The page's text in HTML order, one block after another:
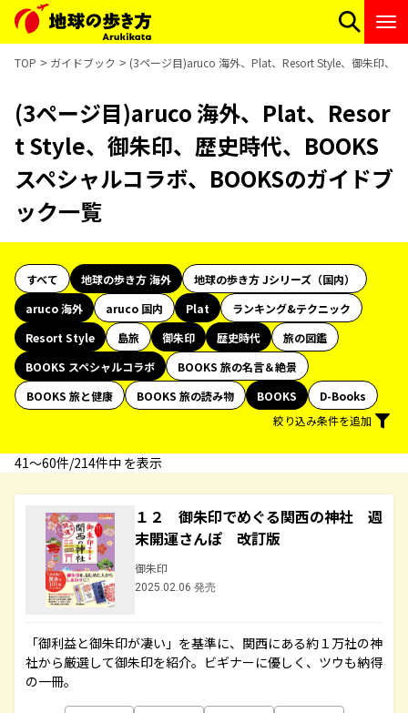
TOP ガイドブック (3ページ目)aruco 海外、Plat、Resort Style、御朱印、
(3ページ目)aruco 海外、Plat、Resor
t Style、御朱印、歴史時代、BOOKS
スペシャルコラボ、BOOKSのガイドブ
ック一覧
すべて 地球の歩き方 海外
地球の歩き方 Jシリーズ（国内）
aruco 海外
aruco 国内 Plat
ランキング&テクニック
Resort Style
島旅 御朱印 歴史時代
旅の図鑑
BOOKS スペシャルコラボ
BOOKS 旅の名言＆絶景
BOOKS 旅と健康
BOOKS 旅の読み物 BOOKS
D-Books
絞り込み条件を追加
41〜60件/214件中 を表示
１２ 御朱印でめぐる関西の神社 週
末開運さんぽ 改訂版
御朱印
2025.02.06 発売
「御利益と御朱印が凄い」を基準に、関西にある約１万社の神
社から厳選して御朱印を紹介。ビギナーに優しく、ツウも納得
の一冊。